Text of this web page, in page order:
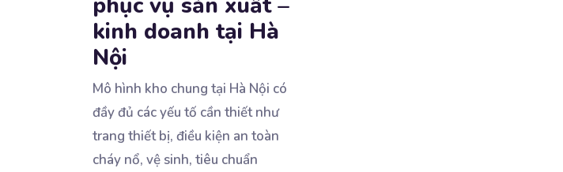
kinh doanh tại Hà
Nội
Mô hình kho chung tại Hà Nội có
đầy đủ các yếu tố cần thiết như
trang thiết bị, điều kiện an toàn
cháy nổ, vệ sinh, tiêu chuẩn